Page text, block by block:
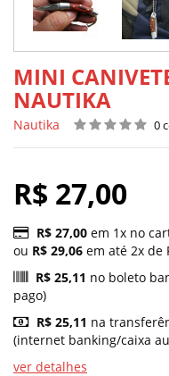
MINI
NAUTIKA
Nautika 0
R$ 27,00
R$ 27,00 em 1x no
ou R$ 29,06 em até 2x de
R$ 25,11 no boleto
pago)
R$ 25,11 na
(internet banking/caixa
ver detalhes